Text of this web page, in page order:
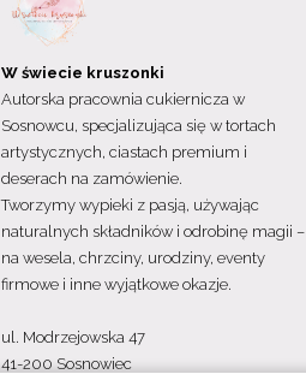
W świecie kruszonki
Autorska pracownia cukiernicza w
Sosnowcu, specjalizująca się w tortach
artystycznych, ciastach premium i
deserach na zamówienie.
Tworzymy wypieki z pasją, używając
naturalnych składników i odrobinę magii –
na wesela, chrzciny, urodziny, eventy
firmowe i inne wyjątkowe okazje.
ul. Modrzejowska 47
41-200 Sosnowiec